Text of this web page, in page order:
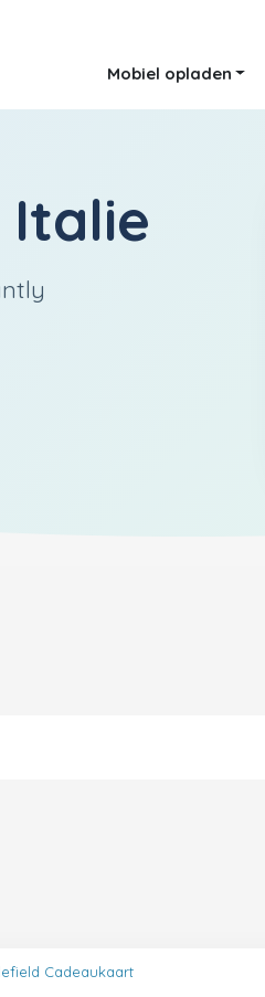
Mobiel opladen
Italie
Cadeaukaart